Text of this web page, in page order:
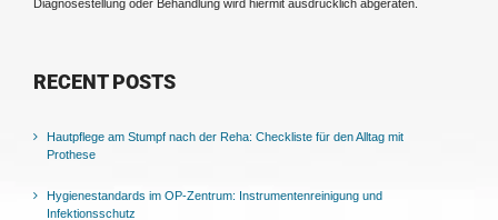
Diagnosestellung oder Behandlung wird hiermit ausdrücklich abgeraten.
RECENT POSTS
Hautpflege am Stumpf nach der Reha: Checkliste für den Alltag mit
Prothese
Hygienestandards im OP-Zentrum: Instrumentenreinigung und
Infektionsschutz